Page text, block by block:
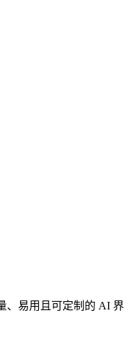
、易用且可定制的 AI 界